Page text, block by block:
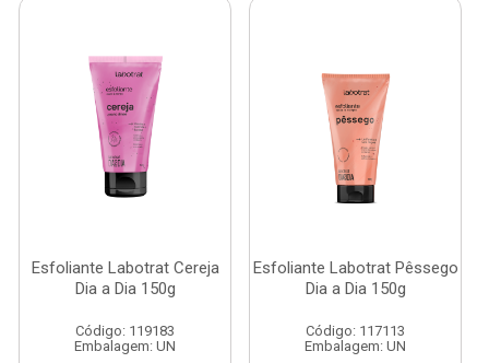
Esfoliante Labotrat Cereja
Dia a Dia 150g
Código: 119183
Embalagem: UN
Esfoliante Labotrat Pêssego
Dia a Dia 150g
Código: 117113
Embalagem: UN